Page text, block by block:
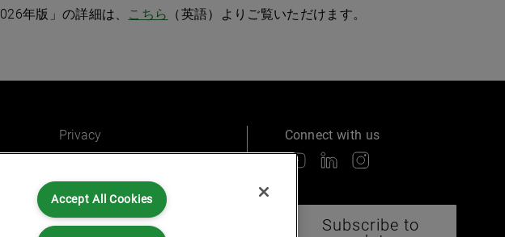
年版」の詳細は、 こちら （英語）よりご覧いただけます。
Privacy
Legal and Regulatory
Connect with us
Subscribe to
Accept All Cookies